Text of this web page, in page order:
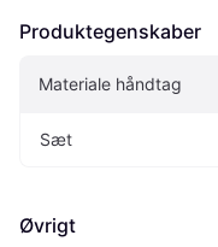
Produktegenskaber
Materiale håndtag
Sæt
Øvrigt